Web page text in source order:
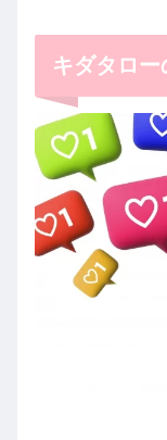
キダタロ